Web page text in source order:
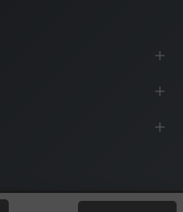
2025 Energia Háza